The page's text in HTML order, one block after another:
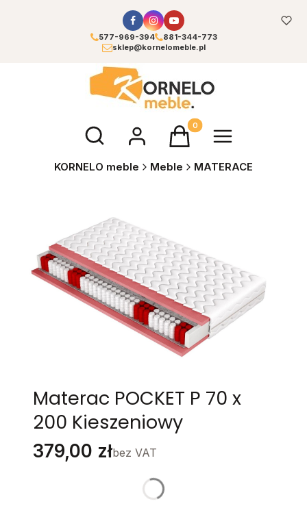
577-969-394
881-344-773
sklep@kornelomeble.pl
Otwórz wyszukiwarkęProdukty w koszyku: 0.
KORNELO meble Meble MATERACE
Materac POCKET P 70 x
200 Kieszeniowy
Cena
379,00 złbez VAT
Stwórz swój wymarzony mebel
Poszczególne warianty mogą różnić się ceną